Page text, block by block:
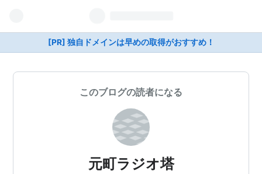
[PR] 独自ドメインは早めの取得がおすすめ！
このブログの読者になる
元町ラジオ塔